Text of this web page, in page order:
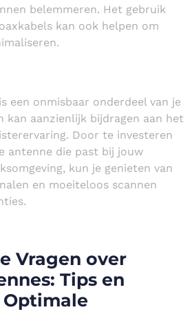
belemmeren. Het gebruik
kan ook helpen om
een onmisbaar onderdeel van je
kan aanzienlijk bijdragen aan het
Door te investeren
antenne die past bij jouw
kun je genieten van
en moeiteloos scannen
Vragen over
Tips en